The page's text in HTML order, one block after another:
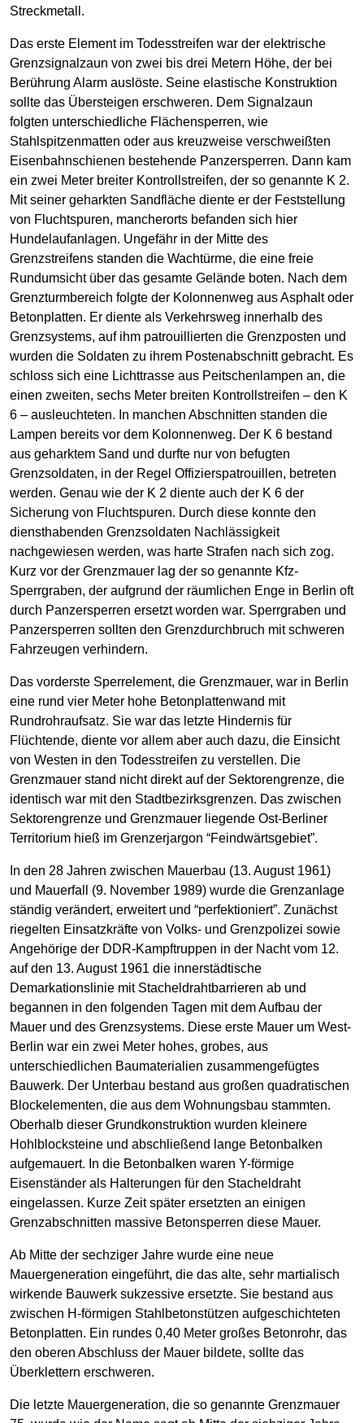
Streckmetall.
Das erste Element im Todesstreifen war der elektrische
Grenzsignalzaun von zwei bis drei Metern Höhe, der bei
Berührung Alarm auslöste. Seine elastische Konstruktion
sollte das Übersteigen erschweren. Dem Signalzaun
folgten unterschiedliche Flächensperren, wie
Stahlspitzenmatten oder aus kreuzweise verschweißten
Eisenbahnschienen bestehende Panzersperren. Dann kam
ein zwei Meter breiter Kontrollstreifen, der so genannte K 2.
Mit seiner geharkten Sandfläche diente er der Feststellung
von Fluchtspuren, mancherorts befanden sich hier
Hundelaufanlagen. Ungefähr in der Mitte des
Grenzstreifens standen die Wachtürme, die eine freie
Rundumsicht über das gesamte Gelände boten. Nach dem
Grenzturmbereich folgte der Kolonnenweg aus Asphalt oder
Betonplatten. Er diente als Verkehrsweg innerhalb des
Grenzsystems, auf ihm patrouillierten die Grenzposten und
wurden die Soldaten zu ihrem Postenabschnitt gebracht. Es
schloss sich eine Lichttrasse aus Peitschenlampen an, die
einen zweiten, sechs Meter breiten Kontrollstreifen – den K
6 – ausleuchteten. In manchen Abschnitten standen die
Lampen bereits vor dem Kolonnenweg. Der K 6 bestand
aus geharktem Sand und durfte nur von befugten
Grenzsoldaten, in der Regel Offizierspatrouillen, betreten
werden. Genau wie der K 2 diente auch der K 6 der
Sicherung von Fluchtspuren. Durch diese konnte den
diensthabenden Grenzsoldaten Nachlässigkeit
nachgewiesen werden, was harte Strafen nach sich zog.
Kurz vor der Grenzmauer lag der so genannte Kfz-
Sperrgraben, der aufgrund der räumlichen Enge in Berlin oft
durch Panzersperren ersetzt worden war. Sperrgraben und
Panzersperren sollten den Grenzdurchbruch mit schweren
Fahrzeugen verhindern.
Das vorderste Sperrelement, die Grenzmauer, war in Berlin
eine rund vier Meter hohe Betonplattenwand mit
Rundrohraufsatz. Sie war das letzte Hindernis für
Flüchtende, diente vor allem aber auch dazu, die Einsicht
von Westen in den Todesstreifen zu verstellen. Die
Grenzmauer stand nicht direkt auf der Sektorengrenze, die
identisch war mit den Stadtbezirksgrenzen. Das zwischen
Sektorengrenze und Grenzmauer liegende Ost-Berliner
Territorium hieß im Grenzerjargon “Feindwärtsgebiet”.
In den 28 Jahren zwischen Mauerbau (13. August 1961)
und Mauerfall (9. November 1989) wurde die Grenzanlage
ständig verändert, erweitert und “perfektioniert”. Zunächst
riegelten Einsatzkräfte von Volks- und Grenzpolizei sowie
Angehörige der DDR-Kampftruppen in der Nacht vom 12.
auf den 13. August 1961 die innerstädtische
Demarkationslinie mit Stacheldrahtbarrieren ab und
begannen in den folgenden Tagen mit dem Aufbau der
Mauer und des Grenzsystems. Diese erste Mauer um West-
Berlin war ein zwei Meter hohes, grobes, aus
unterschiedlichen Baumaterialien zusammengefügtes
Bauwerk. Der Unterbau bestand aus großen quadratischen
Blockelementen, die aus dem Wohnungsbau stammten.
Oberhalb dieser Grundkonstruktion wurden kleinere
Hohlblocksteine und abschließend lange Betonbalken
aufgemauert. In die Betonbalken waren Y-förmige
Eisenständer als Halterungen für den Stacheldraht
eingelassen. Kurze Zeit später ersetzten an einigen
Grenzabschnitten massive Betonsperren diese Mauer.
Ab Mitte der sechziger Jahre wurde eine neue
Mauergeneration eingeführt, die das alte, sehr martialisch
wirkende Bauwerk sukzessive ersetzte. Sie bestand aus
zwischen H-förmigen Stahlbetonstützen aufgeschichteten
Betonplatten. Ein rundes 0,40 Meter großes Betonrohr, das
den oberen Abschluss der Mauer bildete, sollte das
Überklettern erschweren.
Die letzte Mauergeneration, die so genannte Grenzmauer